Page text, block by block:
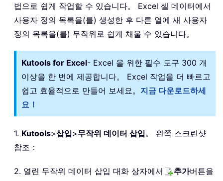
법으로 쉽게 작업할 수 있습니다。 Excel 셀 데이터에서
사용자 정의 목록을(를) 생성한 후 다른 열에 새 사용자
정의 목록을(를) 무작위로 쉽게 채울 수 있습니다。
Kutools for Excel- Excel 을 위한 필수 도구 300 개
이상을 한 번에 제공합니다。 Excel 작업을 더 빠르고
쉽고 효율적으로 만들어 보세요。 지금 다운로드하세
요！
1. Kutools>삽입>무작위 데이터 삽입。 왼쪽 스크린샷
참조：
2. 열린 무작위 데이터 삽입 대화 상자에서 추가버튼을